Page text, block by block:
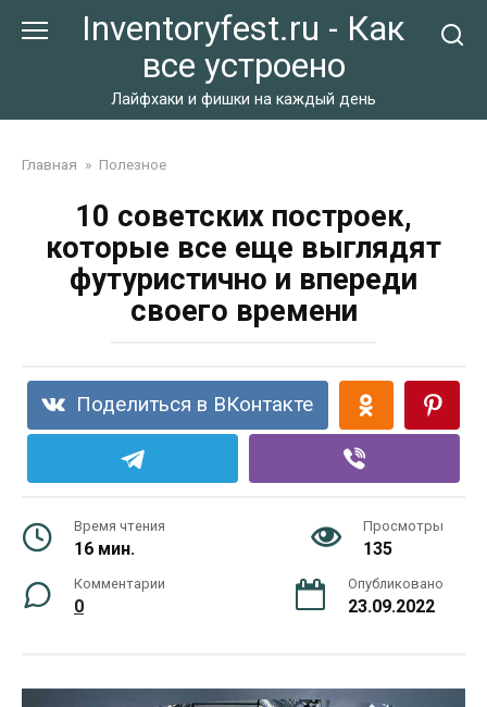
Inventoryfest.ru - Как
все устроено
Лайфхаки и фишки на каждый день
Главная » Полезное
10 советских построек,
которые все еще выглядят
футуристично и впереди
своего времени
Поделиться в ВКонтакте
Время чтения
16 мин.
Просмотры
135
Комментарии
0
Опубликовано
23.09.2022